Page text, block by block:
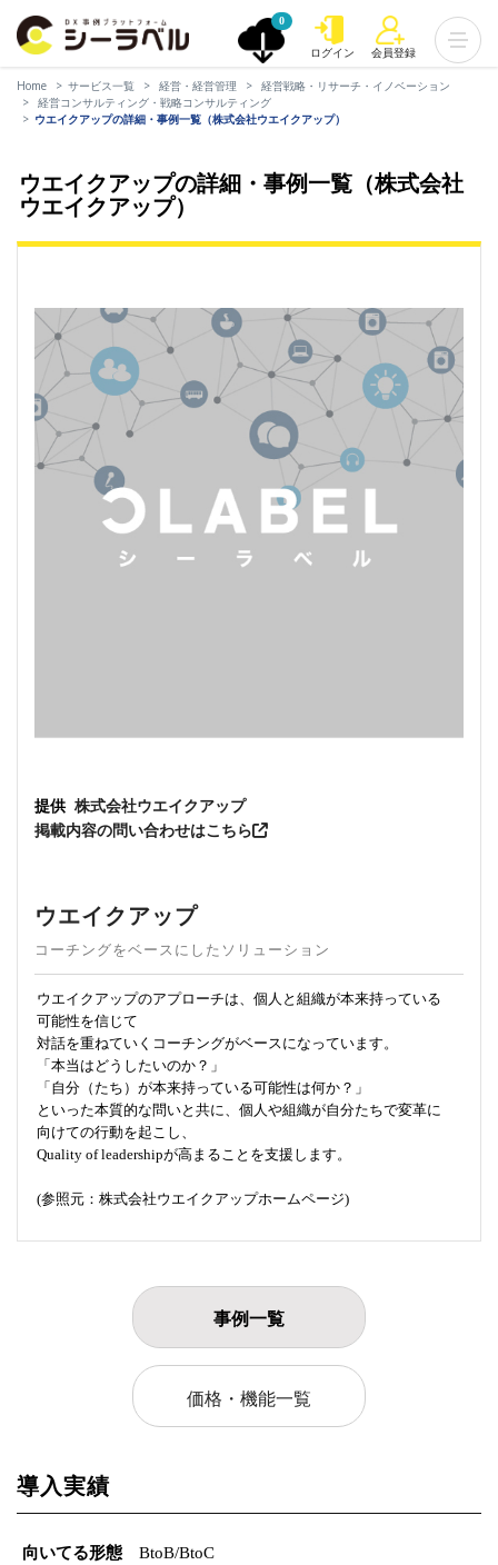
0
ログイン 会員登録
Home サービス一覧 経営・経営管理
経営戦略・リサーチ・イノベーション
経営コンサルティング・戦略コンサルティング
ウエイクアップの詳細・事例一覧（株式会社ウエイクアップ）
ウエイクアップの詳細・事例一覧（株式会社
ウエイクアップ）
提供 株式会社ウエイクアップ
掲載内容の問い合わせはこちら
ウエイクアップ
コーチングをベースにしたソリューション
ウエイクアップのアプローチは、個人と組織が本来持っている
可能性を信じて
対話を重ねていくコーチングがベースになっています。
「本当はどうしたいのか？」
「自分（たち）が本来持っている可能性は何か？」
といった本質的な問いと共に、個人や組織が自分たちで変革に
向けての行動を起こし、
Quality of leadershipが高まることを支援します。
(参照元：株式会社ウエイクアップホームページ)
事例一覧
価格・機能一覧
導入実績
向いてる形態 BtoB/BtoC